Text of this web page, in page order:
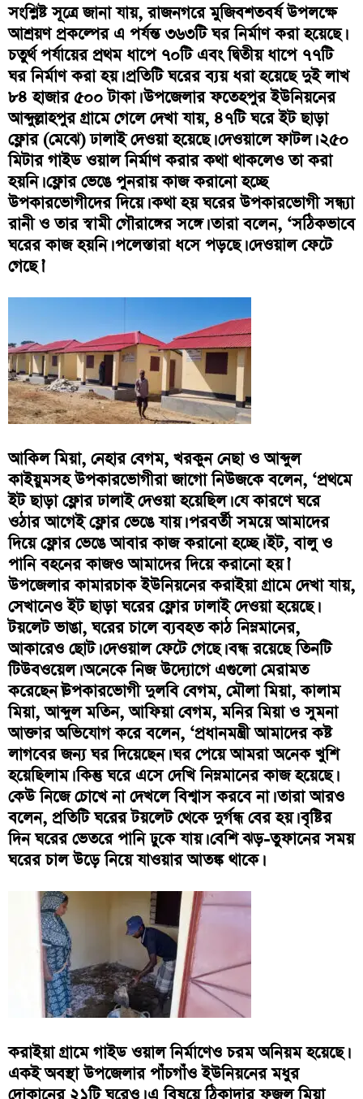
সংশ্লিষ্ট সূত্রে জানা যায়, রাজনগরে মুজিবশতবর্ষ উপলক্ষে
আশ্রয়ণ প্রকল্পের এ পর্যন্ত ৩৬৩টি ঘর নির্মাণ করা হয়েছে।
চতুর্থ পর্যায়ের প্রথম ধাপে ৭০টি এবং দ্বিতীয় ধাপে ৭৭টি
ঘর নির্মাণ করা হয়। প্রতিটি ঘরের ব্যয় ধরা হয়েছে দুই লাখ
৮৪ হাজার ৫০০ টাকা। উপজেলার ফতেহপুর ইউনিয়নের
আব্দুল্লাহপুর গ্রামে গেলে দেখা যায়, ৪৭টি ঘরে ইট ছাড়া
ফ্লোর (মেঝে) ঢালাই দেওয়া হয়েছে। দেওয়ালে ফাটল। ২৫০
মিটার গাইড ওয়াল নির্মাণ করার কথা থাকলেও তা করা
হয়নি। ফ্লোর ভেঙে পুনরায় কাজ করানো হচ্ছে
উপকারভোগীদের দিয়ে। কথা হয় ঘরের উপকারভোগী সন্ধ্যা
রানী ও তার স্বামী গৌরাঙ্গের সঙ্গে। তারা বলেন, ‘সঠিকভাবে
ঘরের কাজ হয়নি। পলেস্তারা ধসে পড়ছে। দেওয়াল ফেটে
গেছে।’
আকিল মিয়া, নেহার বেগম, খরকুন নেছা ও আব্দুল
কাইয়ুমসহ উপকারভোগীরা জাগো নিউজকে বলেন, ‘প্রথমে
ইট ছাড়া ফ্লোর ঢালাই দেওয়া হয়েছিল। যে কারণে ঘরে
ওঠার আগেই ফ্লোর ভেঙে যায়। পরবর্তী সময়ে আমাদের
দিয়ে ফ্লোর ভেঙে আবার কাজ করানো হচ্ছে। ইট, বালু ও
পানি বহনের কাজও আমাদের দিয়ে করানো হয়।’
উপজেলার কামারচাক ইউনিয়নের করাইয়া গ্রামে দেখা যায়,
সেখানেও ইট ছাড়া ঘরের ফ্লোর ঢালাই দেওয়া হয়েছে।
টয়লেট ভাঙা, ঘরের চালে ব্যবহত কাঠ নিম্নমানের,
আকারেও ছোট। দেওয়াল ফেটে গেছে। বন্ধ রয়েছে তিনটি
টিউবওয়েল। অনেকে নিজ উদ্যোগে এগুলো মেরামত
করেছেন।উপকারভোগী দুলবি বেগম, মৌলা মিয়া, কালাম
মিয়া, আব্দুল মতিন, আফিয়া বেগম, মনির মিয়া ও সুমনা
আক্তার অভিযোগ করে বলেন, ‘প্রধানমন্ত্রী আমাদের কষ্ট
লাগবের জন্য ঘর দিয়েছেন। ঘর পেয়ে আমরা অনেক খুশি
হয়েছিলাম। কিন্তু ঘরে এসে দেখি নিম্নমানের কাজ হয়েছে।
কেউ নিজে চোখে না দেখলে বিশ্বাস করবে না। তারা আরও
বলেন, প্রতিটি ঘরের টয়লেট থেকে দুর্গন্ধ বের হয়। বৃষ্টির
দিন ঘরের ভেতরে পানি ঢুকে যায়। বেশি ঝড়-তুফানের সময়
ঘরের চাল উড়ে নিয়ে যাওয়ার আতঙ্ক থাকে।
করাইয়া গ্রামে গাইড ওয়াল নির্মাণেও চরম অনিয়ম হয়েছে।
একই অবস্থা উপজেলার পাঁচগাঁও ইউনিয়নের মধুর